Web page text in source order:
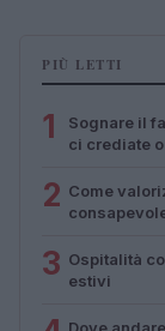
PIÙ LETTI
1
Sognare il
ci crediate
2 Come
3 Ospitalità
estivi
Dove